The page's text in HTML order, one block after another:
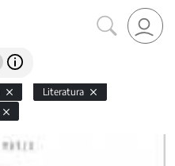
Literatura